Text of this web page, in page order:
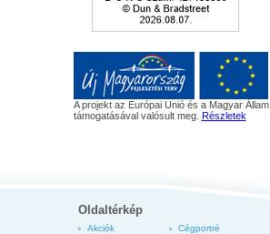
A projekt az Európai Unió és a Magyar Állam
támogatásával valósult meg. Részletek
Oldaltérkép
Akciók
Cégportré